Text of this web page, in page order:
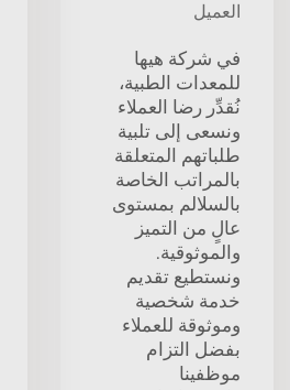
العميل
في شركة هيها
للمعدات الطبية،
نُقدِّر رضا العملاء
ونسعى إلى تلبية
طلباتهم المتعلقة
بالمراتب الخاصة
بالسلالم بمستوى
عالٍ من التميز
والموثوقية.
ونستطيع تقديم
خدمة شخصية
وموثوقة للعملاء
بفضل التزام
موظفينا